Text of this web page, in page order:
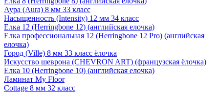
Аура (Aura) 8 мм 33 класс
Насыщенность (Intensity) 12 мм 34 класс
Елка 12 (Herringbone 12) (английская елочка)
Елка профессиональная 12 (Herringbone 12 Pro) (английская
елочка)
Город (Ville) 8 мм 33 класс ёлочка
Искусство шеврона (CHEVRON ART) (французская ёлочка)
Елка 10 (Herringbone 10) (английская елочка)
Ламинат My Floor
Cottage 8 мм 32 класс